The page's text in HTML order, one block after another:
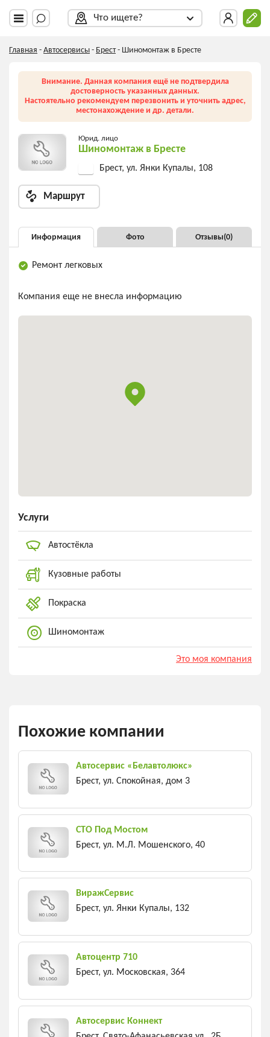
Что ищете?
Главная - Автосервисы - Брест- Шиномонтаж в Бресте
Внимание. Данная компания ещё не подтвердила
достоверность указанных данных.
Настоятельно рекомендуем перезвонить и уточнить адрес,
местонахождение и др. детали.
Юрид. лицо
Шиномонтаж в Бресте
Брест, ул. Янки Купалы, 108
Маршрут
Информация Фото Отзывы(0)
Ремонт легковых
Компания еще не внесла информацию
Услуги
Автостёкла
Кузовные работы
Покраска
Шиномонтаж
Это моя компания
Похожие компании
Автосервис «Белавтолюкс»
Брест, ул. Спокойная, дом 3
СТО Под Мостом
Брест, ул. М.Л. Мошенского, 40
ВиражСервис
Брест, ул. Янки Купалы, 132
Автоцентр 710
Брест, ул. Московская, 364
Автосервис Коннект